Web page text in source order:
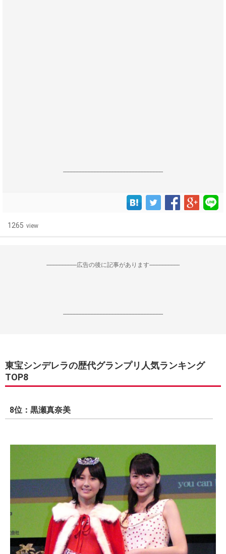
------------------------------------------------------------------
1265 view
--------------------広告の後に記事があります--------------------
------------------------------------------------------------------
東宝シンデレラの歴代グランプリ人気ランキング
TOP8
8位：黒瀬真奈美